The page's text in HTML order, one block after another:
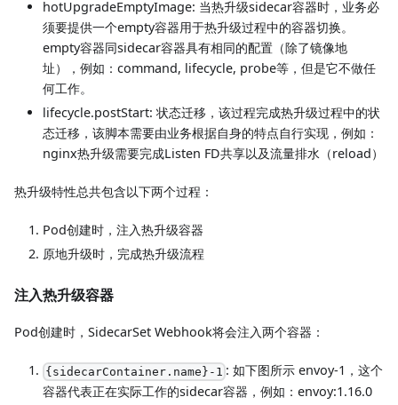
hotUpgradeEmptyImage: 当热升级sidecar容器时，业务必
须要提供一个empty容器用于热升级过程中的容器切换。
empty容器同sidecar容器具有相同的配置（除了镜像地
址），例如：command, lifecycle, probe等，但是它不做任
何工作。
lifecycle.postStart: 状态迁移，该过程完成热升级过程中的状
态迁移，该脚本需要由业务根据自身的特点自行实现，例如：
nginx热升级需要完成Listen FD共享以及流量排水（reload）
热升级特性总共包含以下两个过程：
Pod创建时，注入热升级容器
原地升级时，完成热升级流程
注入热升级容器
Pod创建时，SidecarSet Webhook将会注入两个容器：
{sidecarContainer.name}-1 : 如下图所示 envoy-1，这个
容器代表正在实际工作的sidecar容器，例如：envoy:1.16.0